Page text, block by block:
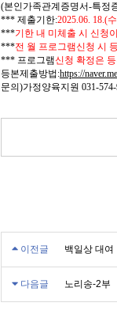
(본인가족관계증명서-특정
*** 제출기한:2025.06. 18.(수
***기한 내 미체출 시 신청
***전 월 프로그램신청 시
*** 프로그램신청 확정은
등본제출방법 :https://
문의 )가정양육지원 031-
이전글 백일상 대여
다음글 노리송-2부